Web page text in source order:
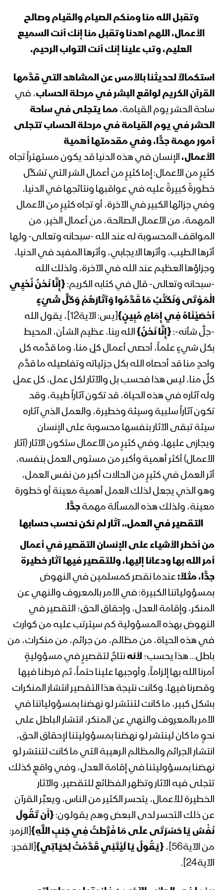
رمضان 1444هـ
المحاضرة الرمضانية السادسة عشرة للسيد
رمضان 1444هـ
المحاضرة الرمضانية الخامسة عشرة للسيد
القائد عبدالملك بدرالدين الحوثي 16
رمضان 1444هـ
المحاضرة الرمضانية الرابعة عشرة للسيد
القائد عبدالملك بدرالدين الحوثي 15
رمضان 1444هـ
المحاضرة الرمضانية الثالثة عشرة للسيد
القائد عبدالملك بدرالدين الحوثي 14
رمضان 1444هـ
المحاضرة الرمضانية الثانية عشرة للسيد
القائد عبدالملك بدرالدين الحوثي 13
رمضان 1444هـ
المحاضرة الرمضانية الحادية عشرة للسيد
القائد عبدالملك بدرالدين الحوثي 12
رمضان 1444هـ
المحاضرة الرمضانية العاشرة للسيد القائد
عبدالملك بدرالدين الحوثي 11 رمضان
المحاضرة الرمضانية التاسعة للسيد القائد
عبدالملك بدرالدين الحوثي 10 رمضان
1444هـ
المحاضرة الرمضانية الثامنة للسيد القائد
عبدالملك بدرالدين الحوثي 9 رمضان
1444هـ
المحاضرة الرمضانية السابعة للسيد القائد
1444هـ
المحاضرة الرمضانية السادسة للسيد القائد
عبدالملك بدرالدين الحوثي 7 رمضان
المحاضرة الرمضانية الخامسة للسيد القائد
عبدالملك بدرالدين الحوثي 6 رمضان
1444هـ
المحاضرة الرمضانية الرابعة للسيد القائد
عبدالملك بدرالدين الحوثي 5 رمضان
1444هـ
عبدالملك بدرالدين الحوثي 4 رمضان
1444هـ
المحاضرة الرمضانية الثانية للسيد القائد
1444هـ
المحاضرة الرمضانية الأولى للسيد القائد
عبدالملك بدرالدين الحوثي 1 رمضان
1444هـ
المحاضرة الرمضانية الثامنة والعشرون
وتقبل الله منا ومنكم الصيام والقيام وصالح
الأعمال، اللهم اهدنا وتقبل منا إنك أنت السميع
العليم، وتب علينا إنك أنت التواب الرحيم.
استكمالاً لحديثنا بالأمس عن المشاهد التي قدَّمها
القرآن الكريم لواقع البشر في مرحلة الحساب، في
ساحة الحشر يوم القيامة، مما يتجلى في ساحة
الحشر في يوم القيامة في مرحلة الحساب تتجلى
أمور مهمة جدًّا، وفي مقدمتها أهمية
الأعمال، الإنسان في هذه الدنيا قد يكون مستهتراً تجاه
كثيرٍ من الأعمال: إما كثيرٍ من أعمال الشر التي تشكِّل
خطورةً كبيرةً عليه في عواقبها ونتائجها في الدنيا،
وفي جزائها الكبير في الآخرة، أو تجاه كثيرٍ من الأعمال
المهمة، من الأعمال الصالحة، من أعمال الخير، من
المواقف المحسوبة له عند الله -سبحانه وتعالى- ولها
أثرها الطيب، وأثرها الايجابي، وأثرها المفيد في الدنيا،
وجزاؤها العظيم عند الله في الآخرة، ولذلك الله
-سبحانه وتعالى- قال في كتابه الكريم: {إِنَّا نَحْنُ نُحْيِي
الْمَوْتَى وَنَكْتُبُ مَا قَدَّمُوا وَآثَارَهُمْ وَكُلَّ شَيْءٍ
أحْصَيْنَاهُ فِي إِمَامٍ مُبِينٍ}
[يس: الآية12]، يقول الله
-جلَّ شأنه-: {إِنَّا نَحْنُ} الله ربنا، عظيم الشأن، المحيط
بكل شيءٍ علماً، أحصى أعمال كلٍ منا، وما قدَّمه كل
واحدٍ منا قد أحصاه الله بكل جزئياته وتفاصيله ما قدَّم
كلٌ منا، ليس هذا فحسب بل والآثار لكل عمل، كل عملٍ
وله آثاره في هذه الحياة، قد تكون آثاراً طيبة، وقد
تكون آثاراً سلبية وسيئة وخطيرة، والعمل الذي آثاره
سيئة تبقى الآثار بنفسها محسوبة على الإنسان
ويجازى عليها، وفي كثيرٍ من الأعمال ستكون الآثار (آثار
الأعمال) أكثر أهمية وأكبر من مستوى العمل بنفسه،
أثر العمل في كثيرٍ من الحالات أكبر من نفس العمل،
وهو الذي يجعل لذلك العمل أهمية معينة أو خطورة
معينة، ولذلك هذه المسألة مهمة جدًّا.
التقصير في العمل.. آثار لم نكن نحسب حسابها
من أخطر الأشياء على الإنسان التقصير في أعمال
أمر الله بها ودعانا إليها، وللتقصير فيها آثار خطيرة
جدًّا، مثلاً: عندما نقصر كمسلمين في النهوض
بمسؤولياتنا الكبيرة: في الأمر بالمعروف والنهي عن
المنكر، وإقامة العدل، وإحقاق الحق؛ التقصير في
النهوض بهذه المسؤولية كم سيترتب عليه من كوارث
في هذه الحياة، من مظالم، من جرائم، من منكرات، من
باطل… هذا يحسب؛ لأنه نتاجٌ لتقصيرٍ في مسؤوليةٍ
أمرنا الله بها إلزاماً، وأوجبها علينا حتماً، ثم فرطنا فيها
وقصرنا فيها، وكانت نتيجة هذا التقصير انتشار المنكرات
بشكل كبير، ما كانت لتنتشر لو نهضنا بمسؤولياتنا في
الأمر بالمعروف والنهي عن المنكر، انتشار الباطل على
نحوٍ ما كان لينتشر لو نهضنا بمسؤوليتنا لإحقاق الحق،
انتشار الجرائم والمظالم الرهيبة التي ما كانت لتنتشر لو
نهضنا بمسؤوليتنا في إقامة العدل، وفي واقعٍ كذلك
تتجلى فيه الآثار وتظهر الفظائع للتقصير، والآثار
الخطيرة للأعمال، يتحسر الكثير من الناس، ويعبِّر القرآن
عن ذلك التحسر لدى البعض وهم يقولون: {أَن تَقُولَ
نَفْسٌ يَا حَسْرَتَى علَى مَا فَرَّطتُ فِي جَنبِ اللَّهِ}[الزمر:
من الآية56]،
{يَقُولُ يَا لَيْتَنِي قَدَّمْتُ لِحَيَاتِي}[الفجر:
الآية24].